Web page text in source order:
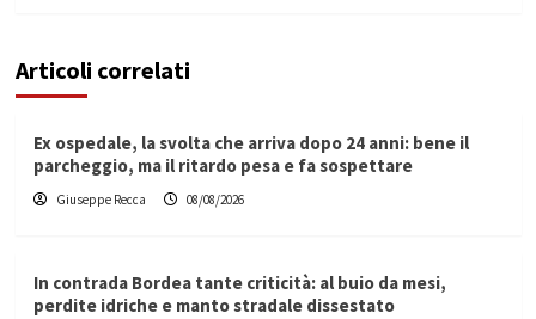
Articoli correlati
Ex ospedale, la svolta che arriva dopo 24 anni: bene il
parcheggio, ma il ritardo pesa e fa sospettare
Giuseppe Recca 08/08/2026
In contrada Bordea tante criticità: al buio da mesi,
perdite idriche e manto stradale dissestato